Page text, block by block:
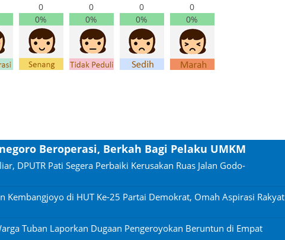
0
0%
0
0%
0
0%
0
0%
Beroperasi, Berkah Bagi Pelaku UMKM
DPUTR Pati Segera Perbaiki Kerusakan Ruas Jalan Godo-
Kembangjoyo di HUT Ke-25 Partai Demokrat, Omah Aspirasi Rakyat
Tuban Laporkan Dugaan Pengeroyokan Beruntun di Empat